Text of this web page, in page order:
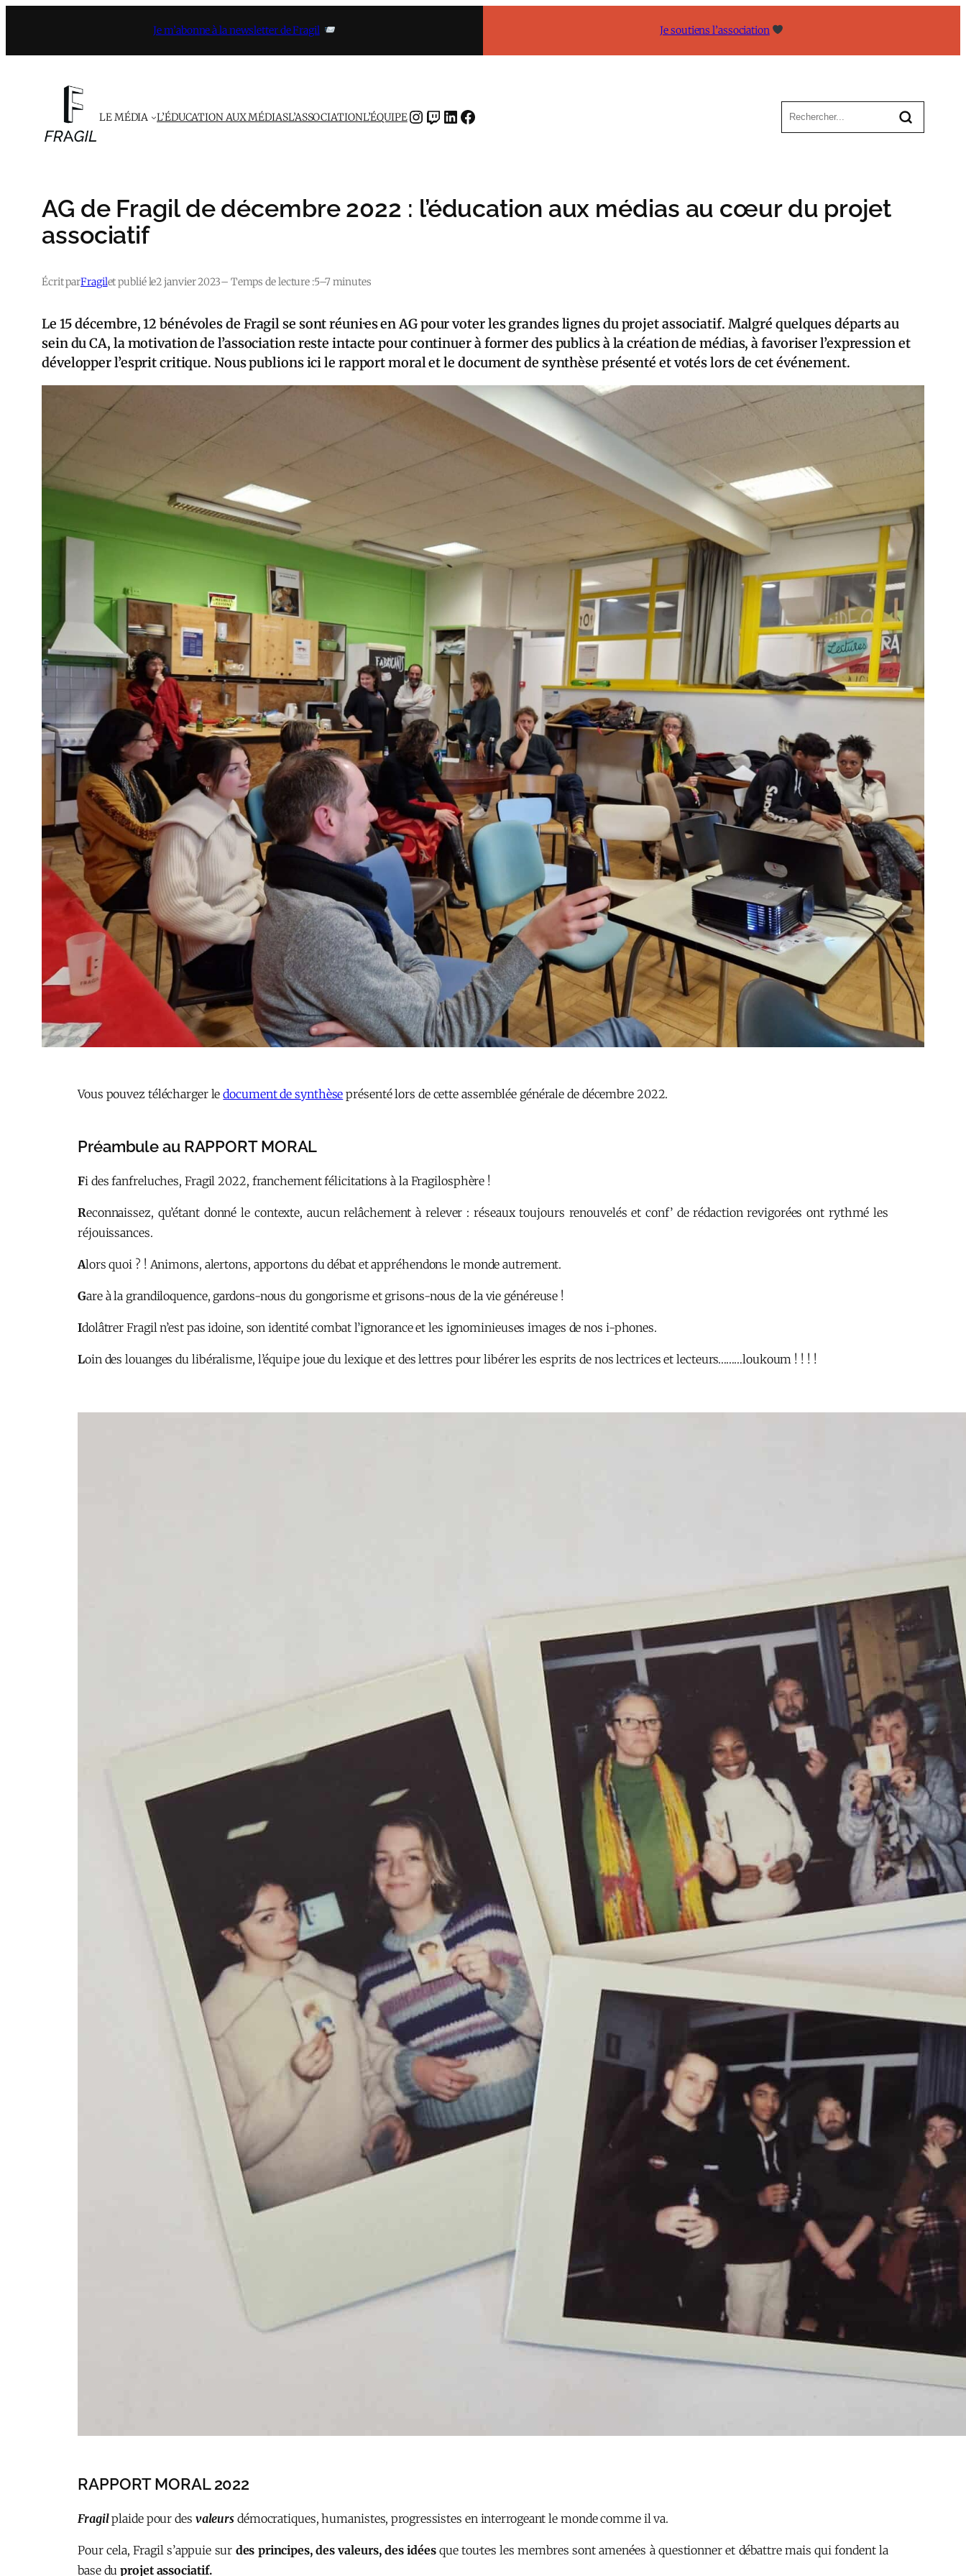
contenu
Je m’abonne à la newsletter de Fragil Je soutiens l’association
LE MÉDIA L’ÉDUCATION AUX MÉDIASL’ASSOCIATIONL’ÉQUIPEINSTAGRAMTWITCH LINKEDIN FACEBOOK
AG de Fragil de décembre 2022 : l’éducation aux médias au cœur du projet
associatif
Écrit parFragilet publié le2 janvier 2023– Temps de lecture :5–7 minutes
Le 15 décembre, 12 bénévoles de Fragil se sont réuni·es en AG pour voter les grandes lignes du projet associatif. Malgré quelques départs au
sein du CA, la motivation de l’association reste intacte pour continuer à former des publics à la création de médias, à favoriser l’expression et
développer l’esprit critique. Nous publions ici le rapport moral et le document de synthèse présenté et votés lors de cet événement.
Vous pouvez télécharger ledocument de synthèse présenté lors de cette assemblée générale de décembre 2022.
Préambule au RAPPORT MORAL
Fi des fanfreluches, Fragil 2022, franchement félicitations à la Fragilosphère !
Reconnaissez, qu’étant donné le contexte, aucun relâchement à relever : réseaux toujours renouvelés et conf’ de rédaction revigorées ont rythmé les
réjouissances.
Alors quoi ? ! Animons, alertons, apportons du débat et appréhendons le monde autrement.
Gare à la grandiloquence, gardons-nous du gongorisme et grisons-nous de la vie généreuse !
Idolâtrer Fragil n’est pas idoine, son identité combat l’ignorance et les ignominieuses images de nos i-phones.
Loin des louanges du libéralisme, l’équipe joue du lexique et des lettres pour libérer les esprits de nos lectrices et lecteurs………loukoum ! ! ! !
RAPPORT MORAL 2022
Fragilplaide pour des valeurs démocratiques, humanistes, progressistes en interrogeant le monde comme il va.
Pour cela, Fragil s’appuie sur des principes, des valeurs, des idéesque tou·te·s les membres sont amené·es à questionner et débattre mais qui fondent la
base duprojet associatif.